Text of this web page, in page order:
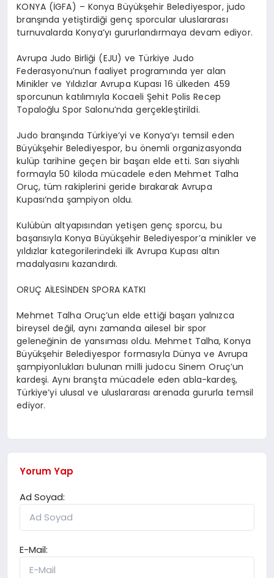
KONYA (İGFA) – Konya Büyükşehir Belediyespor, judo
branşında yetiştirdiği genç sporcular uluslararası
turnuvalarda Konya’yı gururlandırmaya devam ediyor.
Avrupa Judo Birliği (EJU) ve Türkiye Judo
Federasyonu’nun faaliyet programında yer alan
Minikler ve Yıldızlar Avrupa Kupası 16 ülkeden 459
sporcunun katılımıyla Kocaeli Şehit Polis Recep
Topaloğlu Spor Salonu’nda gerçekleştirildi.
Judo branşında Türkiye’yi ve Konya’yı temsil eden
Büyükşehir Belediyespor, bu önemli organizasyonda
kulüp tarihine geçen bir başarı elde etti. Sarı siyahlı
formayla 50 kiloda mücadele eden Mehmet Talha
Oruç, tüm rakiplerini geride bırakarak Avrupa
Kupası’nda şampiyon oldu.
Kulübün altyapısından yetişen genç sporcu, bu
başarısıyla Konya Büyükşehir Belediyespor’a minikler ve
yıldızlar kategorilerindeki ilk Avrupa Kupası altın
madalyasını kazandırdı.
ORUÇ AİLESİNDEN SPORA KATKI
Mehmet Talha Oruç’un elde ettiği başarı yalnızca
bireysel değil, aynı zamanda ailesel bir spor
geleneğinin de yansıması oldu. Mehmet Talha, Konya
Büyükşehir Belediyespor formasıyla Dünya ve Avrupa
şampiyonlukları bulunan milli judocu Sinem Oruç’un
kardeşi. Aynı branşta mücadele eden abla-kardeş,
Türkiye’yi ulusal ve uluslararası arenada gururla temsil
ediyor.
Yorum Yap
Ad Soyad:
E-Mail: